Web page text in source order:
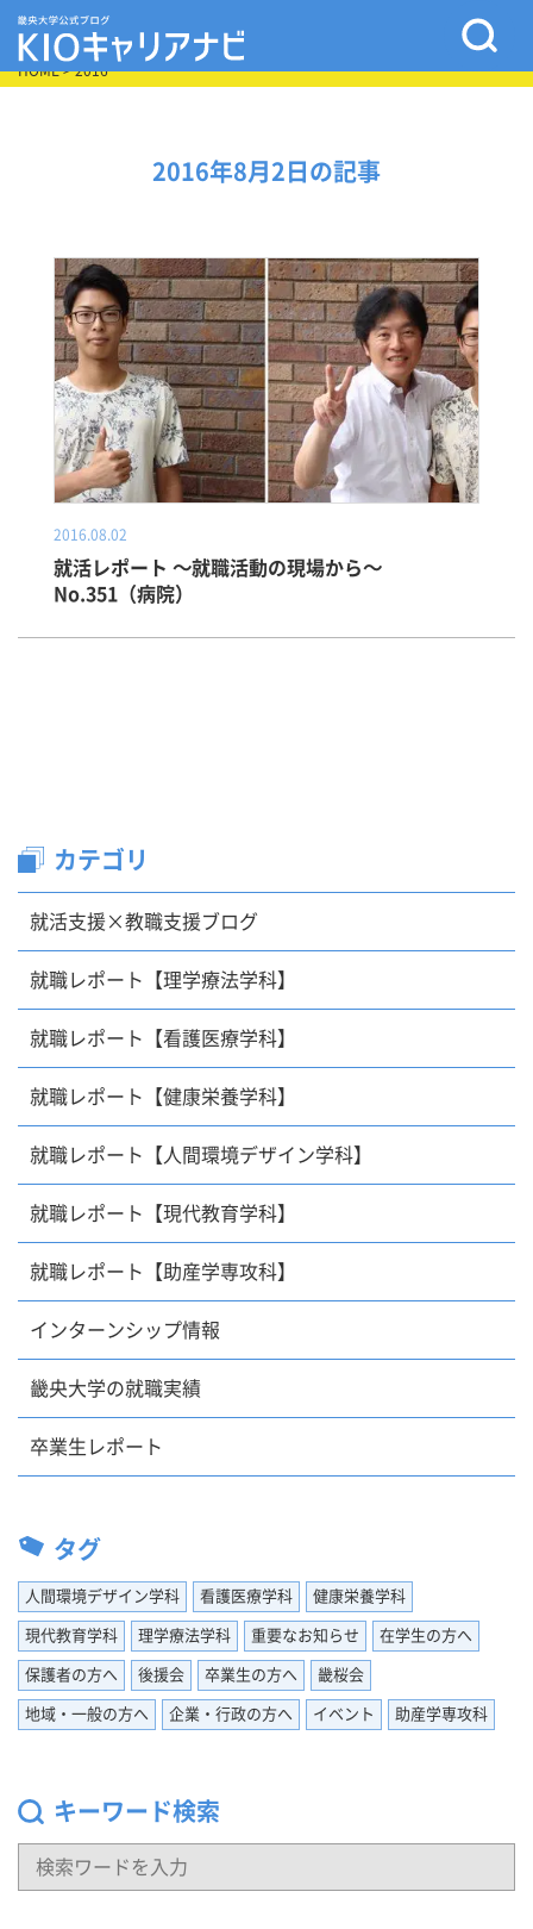
HOME> 2016
2016年8月2日の記事
2016.08.02
就活レポート ～就職活動の現場から～
No.351（病院）
カテゴリ
就活支援×教職支援ブログ
就職レポート【理学療法学科】
就職レポート【看護医療学科】
就職レポート【健康栄養学科】
就職レポート【人間環境デザイン学科】
就職レポート【現代教育学科】
就職レポート【助産学専攻科】
インターンシップ情報
畿央大学の就職実績
卒業生レポート
タグ
人間環境デザイン学科 看護医療学科 健康栄養学科
現代教育学科 理学療法学科 重要なお知らせ 在学生の方へ
保護者の方へ 後援会 卒業生の方へ 畿桜会
地域・一般の方へ 企業・行政の方へ イベント 助産学専攻科
キーワード検索